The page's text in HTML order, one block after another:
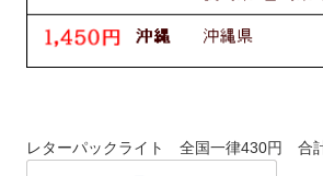
レターパックライト 全国一律430円 合